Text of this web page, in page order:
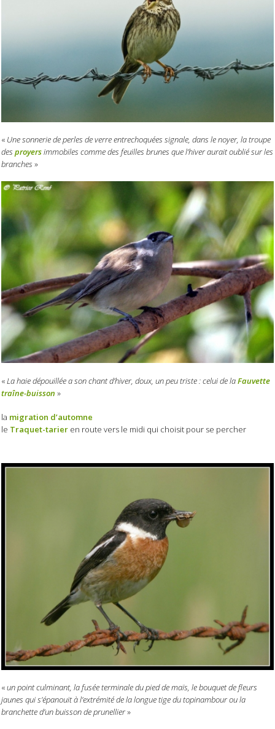
« Une sonnerie de perles de verre entrechoquées signale, dans le noyer, la troupe
des proyersimmobiles comme des feuilles brunes que l’hiver aurait oublié sur les
branches »
« La haie dépouillée a son chant d’hiver, doux, un peu triste : celui de laFauvette
traîne-buisson »
la migration d’automne
le Traquet-tarier en route vers le midi qui choisit pour se percher
«un point culminant, la fusée terminale du pied de maïs, le bouquet de fleurs
jaunes qui s’épanouit à l’extrémité de la longue tige du topinambour ou la
branchette d’un buisson de prunellier»